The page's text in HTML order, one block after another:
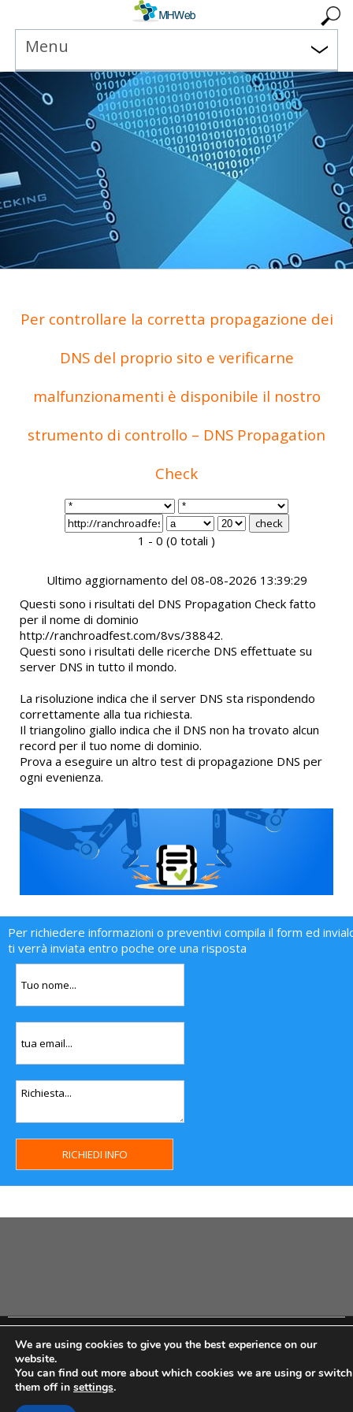
Menu
Per controllare la corretta propagazione dei
DNS del proprio sito e verificarne
malfunzionamenti è disponibile il nostro
strumento di controllo – DNS Propagation
Check
1 - 0 (0 totali )
Ultimo aggiornamento del 08-08-2026 13:39:29
Questi sono i risultati del DNS Propagation Check fatto
per il nome di dominio
http://ranchroadfest.com/8vs/38842.
Questi sono i risultati delle ricerche DNS effettuate su
server DNS in tutto il mondo.
La risoluzione indica che il server DNS sta rispondendo
correttamente alla tua richiesta.
Il triangolino giallo indica che il DNS non ha trovato alcun
record per il tuo nome di dominio.
Prova a eseguire un altro test di propagazione DNS per
ogni evenienza.
Per richiedere informazioni o preventivi compila il form ed
ti verrà inviata entro poche ore una risposta
Copyright MHWeb © 2018 - Privacy & GDPR - Cookie Policy -
We are using cookies to give you the best experience on our
website.
You can find out more about which cookies we are using or switch
them off in settings.